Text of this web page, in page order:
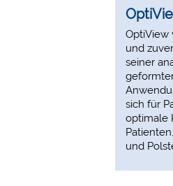
OptiView
und
seiner
sich für
optimale
und